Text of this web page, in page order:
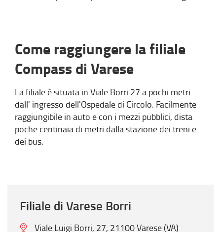
Come raggiungere la filiale
Compass di Varese
La filiale è situata in Viale Borri 27 a pochi metri
dall' ingresso dell'Ospedale di Circolo. Facilmente
raggiungibile in auto e con i mezzi pubblici, dista
poche centinaia di metri dalla stazione dei treni e
dei bus.
Filiale di Varese Borri
Viale Luigi Borri, 27, 21100 Varese (VA)